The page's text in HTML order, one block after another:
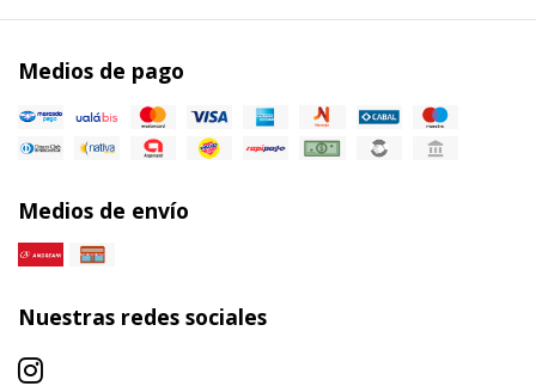
Medios de pago
Medios de envío
Nuestras redes sociales